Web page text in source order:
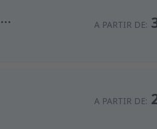
Palma de Mallorca Palma de Mallorca A PARTIR DE:
A PARTIR DE: